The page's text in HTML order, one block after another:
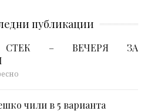
публикации
СТЕК – ВЕЧЕРЯ ЗА
чили в 5 варианта